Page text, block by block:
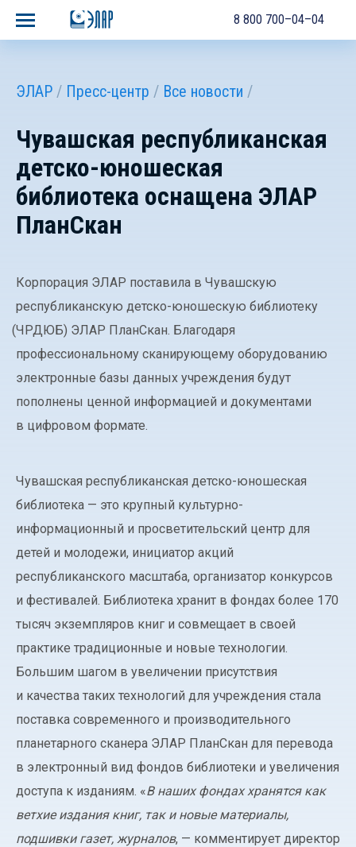
8 800 700–04–04
ЭЛАР Пресс-центр Все новости
Чувашская республиканская
детско-юношеская
библиотека оснащена ЭЛАР
ПланСкан
Корпорация ЭЛАР поставила в Чувашскую
республиканскую детско-юношескую библиотеку
(ЧРДЮБ) ЭЛАР ПланСкан. Благодаря
профессиональному сканирующему оборудованию
электронные базы данных учреждения будут
пополнены ценной информацией и документами
в цифровом формате.
Чувашская республиканская детско-юношеская
библиотека — это крупный культурно-
информационный и просветительский центр для
детей и молодежи, инициатор акций
республиканского масштаба, организатор конкурсов
и фестивалей. Библиотека хранит в фондах более 170
тысяч экземпляров книг и совмещает в своей
практике традиционные и новые технологии.
Большим шагом в увеличении присутствия
и качества таких технологий для учреждения стала
поставка современного и производительного
планетарного сканера ЭЛАР ПланСкан для перевода
в электронный вид фондов библиотеки и увеличения
доступа к изданиям. «В наших фондах хранятся как
ветхие издания книг, так и новые материалы,
подшивки газет, журналов, — комментирует директор